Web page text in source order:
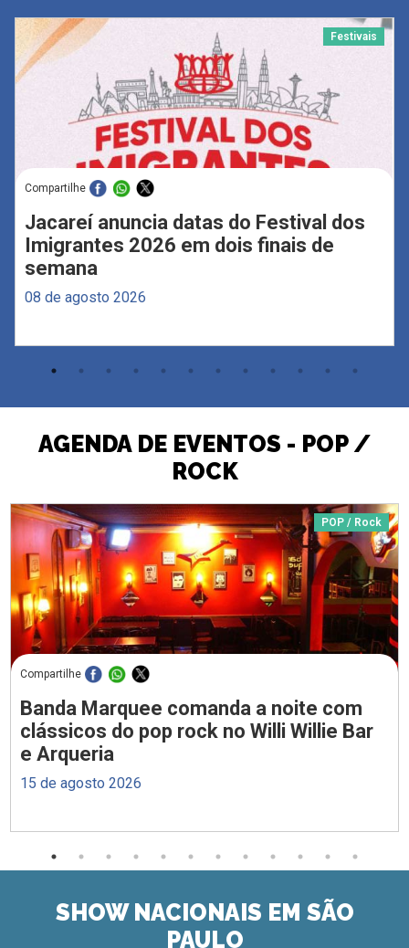
Festivais
Compartilhe
Jacareí anuncia datas do Festival dos
Imigrantes 2026 em dois finais de
semana
08 de agosto 2026
AGENDA DE EVENTOS - POP /
ROCK
POP / Rock
Compartilhe
Banda Marquee comanda a noite com
clássicos do pop rock no Willi Willie Bar
e Arqueria
15 de agosto 2026
SHOW NACIONAIS EM SÃO
PAULO